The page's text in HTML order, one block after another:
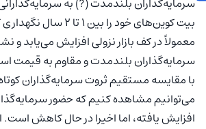
بیت کوین‌های خود را بین 1
معمولاً در کف بازار نزولی افزایش می‌یابد و
سرمایه‌گذاران بلندمدت و مقاوم به قیمت
با مقایسه مستقیم ثروت سرمایه‌گذاران
می‌توانیم مشاهده کنیم که حضور
افزایش یافته، اما اخیرا در حال کاهش است.